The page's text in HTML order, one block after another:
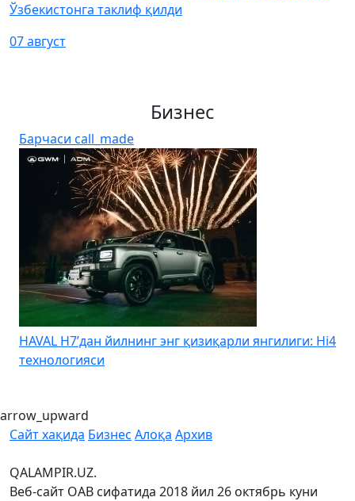
Ўзбекистонга таклиф қилди
07 август
Бизнес
Барчаси call_made
HAVAL H7’дан йилнинг энг қизиқарли янгилиги: Hi4
технологияси
arrow_upward
Сайт хақида Бизнес Алоқа Архив
QALAMPIR.UZ.
Веб-сайт ОАВ сифатида 2018 йил 26 октябрь куни